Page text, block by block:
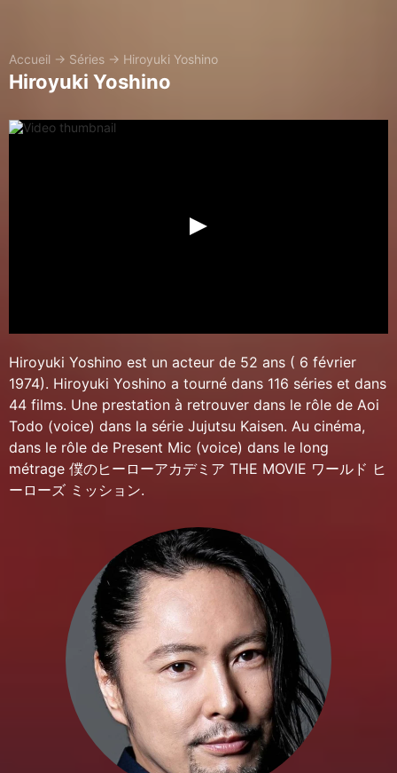
Accueil → Séries → Hiroyuki Yoshino
Hiroyuki Yoshino
Hiroyuki Yoshino est un acteur de 52 ans ( 6 février
1974). Hiroyuki Yoshino a tourné dans 116 séries et dans
44 films. Une prestation à retrouver dans le rôle de Aoi
Todo (voice) dans la série Jujutsu Kaisen. Au cinéma,
dans le rôle de Present Mic (voice) dans le long
métrage 僕のヒーローアカデミア THE MOVIE ワールド ヒ
ーローズ ミッション.